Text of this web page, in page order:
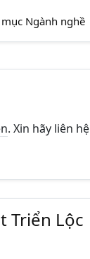
Ngành nghề
. Xin hãy liên hệ
Triển Lộc